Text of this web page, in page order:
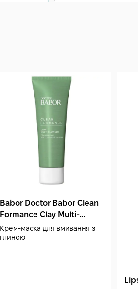
Babor Doctor Babor Clean
Formance Clay Multi-
Cleanser 75 мл
Крем-маска для вмивання з
глиною